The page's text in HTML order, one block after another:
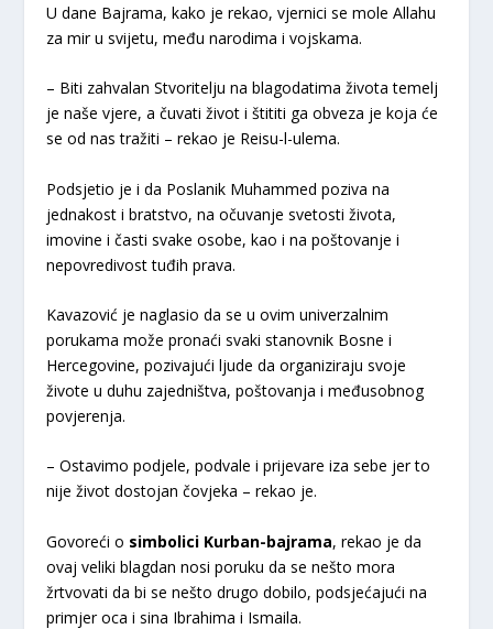
U dane Bajrama, kako je rekao, vjernici se mole Allahu
za mir u svijetu, među narodima i vojskama.
– Biti zahvalan Stvoritelju na blagodatima života temelj
je naše vjere, a čuvati život i štititi ga obveza je koja će
se od nas tražiti – rekao je Reisu-l-ulema.
Podsjetio je i da Poslanik Muhammed poziva na
jednakost i bratstvo, na očuvanje svetosti života,
imovine i časti svake osobe, kao i na poštovanje i
nepovredivost tuđih prava.
Kavazović je naglasio da se u ovim univerzalnim
porukama može pronaći svaki stanovnik Bosne i
Hercegovine, pozivajući ljude da organiziraju svoje
živote u duhu zajedništva, poštovanja i međusobnog
povjerenja.
– Ostavimo podjele, podvale i prijevare iza sebe jer to
nije život dostojan čovjeka – rekao je.
Govoreći o simbolici Kurban-bajrama, rekao je da
ovaj veliki blagdan nosi poruku da se nešto mora
žrtvovati da bi se nešto drugo dobilo, podsjećajući na
primjer oca i sina Ibrahima i Ismaila.